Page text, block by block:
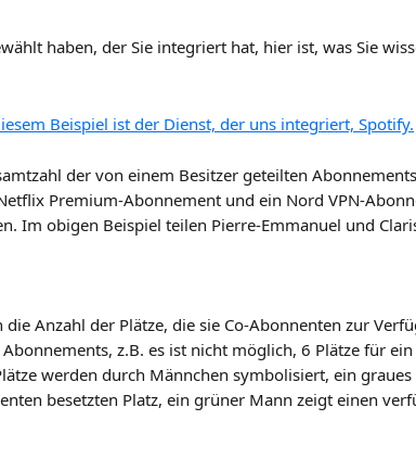
haben, der Sie integriert hat, hier ist, was Sie
der von einem Besitzer geteilten
Premium-Abonnement und ein Nord VPN-
Im obigen Beispiel teilen Pierre-Emmanuel und
Anzahl der Plätze, die sie Co-Abonnenten zur
z.B. es ist nicht möglich, 6 Plätze für
werden durch Männchen symbolisiert, ein
besetzten Platz, ein grüner Mann zeigt einen